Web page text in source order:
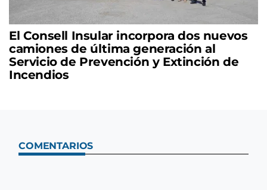
El Consell Insular incorpora dos nuevos
camiones de última generación al
Servicio de Prevención y Extinción de
Incendios
COMENTARIOS